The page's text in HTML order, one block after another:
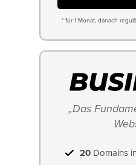
* für 1 Monat, danach
„Das
20 Domains